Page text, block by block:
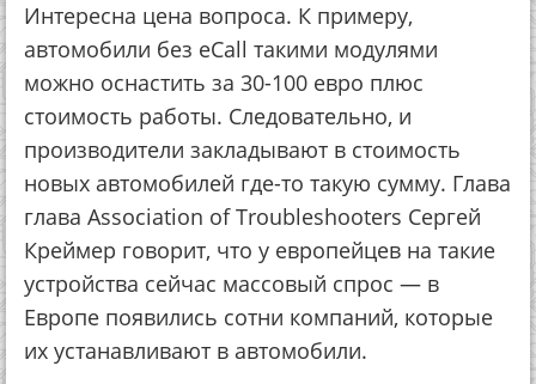
Интересна цена вопроса. К примеру,
автомобили без eCall такими модулями
можно оснастить за 30-100 евро плюс
стоимость работы. Следовательно, и
производители закладывают в стоимость
новых автомобилей где-то такую сумму. Глава
глава Association of Troubleshooters Сергей
Креймер говорит, что у европейцев на такие
устройства сейчас массовый спрос — в
Европе появились сотни компаний, которые
их устанавливают в автомобили.